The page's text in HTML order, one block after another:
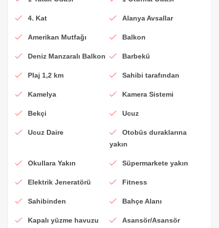
4. Kat Alanya Avsallar
Amerikan Mutfağı Balkon
Deniz Manzaralı Balkon Barbekü
Plaj 1,2 km Sahibi tarafından
Kamelya Kamera Sistemi
Bekçi Ucuz
Ucuz Daire
Otobüs duraklarına
yakın
Okullara Yakın Süpermarkete yakın
Elektrik Jeneratörü Fitness
Sahibinden Bahçe Alanı
Kapalı yüzme havuzu Asansör/Asansör